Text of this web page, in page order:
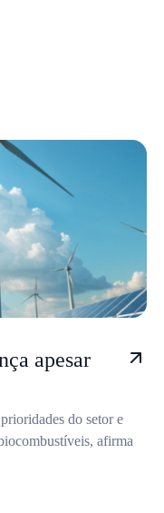
apesar
do setor e
afirma